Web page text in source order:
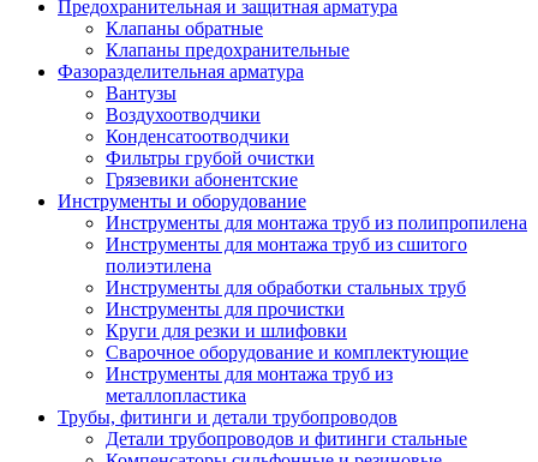
Предохранительная и защитная арматура
Клапаны обратные
Клапаны предохранительные
Фазоразделительная арматура
Вантузы
Воздухоотводчики
Конденсатоотводчики
Фильтры грубой очистки
Грязевики абонентские
Инструменты и оборудование
Инструменты для монтажа труб из полипропилена
Инструменты для монтажа труб из сшитого
полиэтилена
Инструменты для обработки стальных труб
Инструменты для прочистки
Круги для резки и шлифовки
Сварочное оборудование и комплектующие
Инструменты для монтажа труб из
металлопластика
Трубы, фитинги и детали трубопроводов
Детали трубопроводов и фитинги стальные